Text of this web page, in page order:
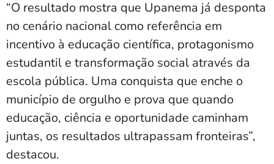
“O resultado mostra que Upanema já desponta
no cenário nacional como referência em
incentivo à educação científica, protagonismo
estudantil e transformação social através da
escola pública. Uma conquista que enche o
município de orgulho e prova que quando
educação, ciência e oportunidade caminham
juntas, os resultados ultrapassam fronteiras”,
destacou.